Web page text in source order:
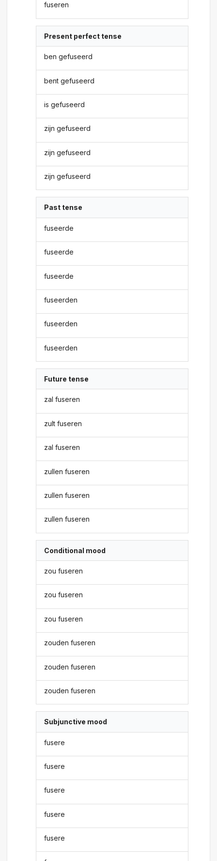
fuseren
Present perfect tense
ben gefuseerd
bent gefuseerd
is gefuseerd
zijn gefuseerd
zijn gefuseerd
zijn gefuseerd
Past tense
fuseerde
fuseerde
fuseerde
fuseerden
fuseerden
fuseerden
Future tense
zal fuseren
zult fuseren
zal fuseren
zullen fuseren
zullen fuseren
zullen fuseren
Conditional mood
zou fuseren
zou fuseren
zou fuseren
zouden fuseren
zouden fuseren
zouden fuseren
Subjunctive mood
fusere
fusere
fusere
fusere
fusere